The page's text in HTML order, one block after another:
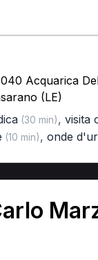
Acquarica
(LE)
(30 min), visita
(10 min), onde